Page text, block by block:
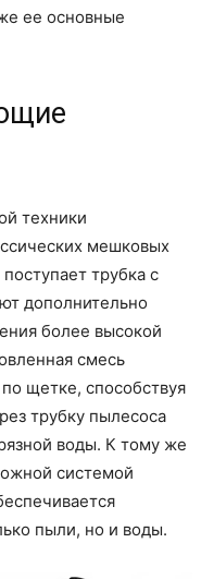
ее основные
техники
мешковых
трубка с
дополнительно
более высокой
смесь
щетке, способствуя
трубку пылесоса
воды. К тому же
системой
пыли, но и воды.